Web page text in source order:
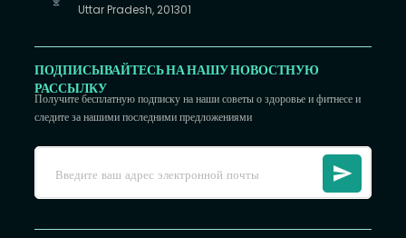
Uttar Pradesh, 201301
ПОДПИСЫВАЙТЕСЬ НА НАШУ НОВОСТНУЮ
РАССЫЛКУ
Получите бесплатную подписку на наши советы о здоровье и фитнесе и
следите за нашими последними предложениями